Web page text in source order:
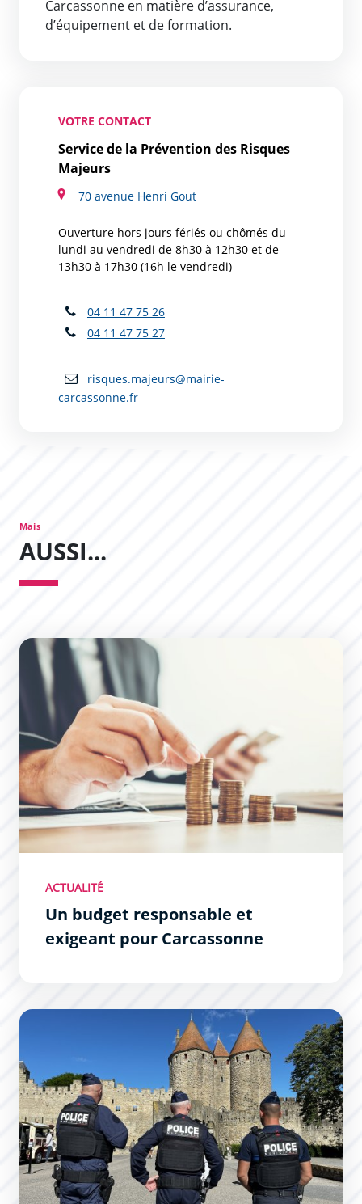
Carcassonne en matière d’assurance,
d’équipement et de formation.
VOTRE CONTACT
Service de la Prévention des Risques
Majeurs
70 avenue Henri Gout
Ouverture hors jours fériés ou chômés du
lundi au vendredi de 8h30 à 12h30 et de
13h30 à 17h30 (16h le vendredi)
04 11 47 75 26
04 11 47 75 27
risques.majeurs@mairie-
carcassonne.fr
Mais
AUSSI...
Un budget responsable et exigeant pour Carcassonne
ACTUALITÉ
Un budget responsable et
exigeant pour Carcassonne
La Police Municipale muscle son jeu !